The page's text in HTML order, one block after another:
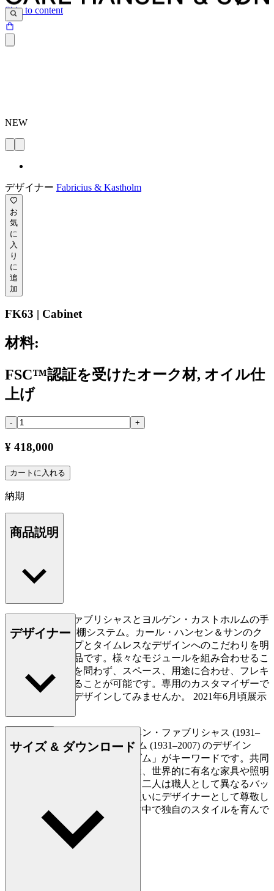
Skip to content
NEW
デザイナー Fabricius & Kastholm
お
気
に
入
り
に
追
加
FK63 | Cabinet
材料:
FSC™認証を受けたオーク材, オイル仕
上げ
- +
¥ 418,000
カートに入れる
納期
商品説明
プレーベン・ファブリシャスとヨルゲン・カストホルムの手
による、FK63書棚システム。カール・ハンセン＆サンのク
ラフトマンシップとタイムレスなデザインへのこだわりを明
白に反映した製品です。様々なモジュールを組み合わせるこ
とによって場所を問わず、スペース、用途に合わせ、フレキ
シブルに使用することが可能です。専用のカスタマイザーで
ご自身の書棚をデザインしてみませんか。 2021年6月頃展示
デザイナー
デンマークの建築家、プレーベン・ファブリシャス (1931–
1984) とヨルゲン・カストホルム (1931–2007) のデザイン
は、「機能性」と「ミニマリズム」がキーワードです。共同
でデザイン活動を行った二人は、世界的に有名な家具や照明
のデザインを生み出しました。二人は職人として異なるバッ
クグラウンドを持ちながら、互いにデザイナーとして尊敬し
合い、共にデザインを生み出す中で独自のスタイルを育んで
いきました。
詳しく見る Fabricius & Kastholm
サイズ & ダウンロード